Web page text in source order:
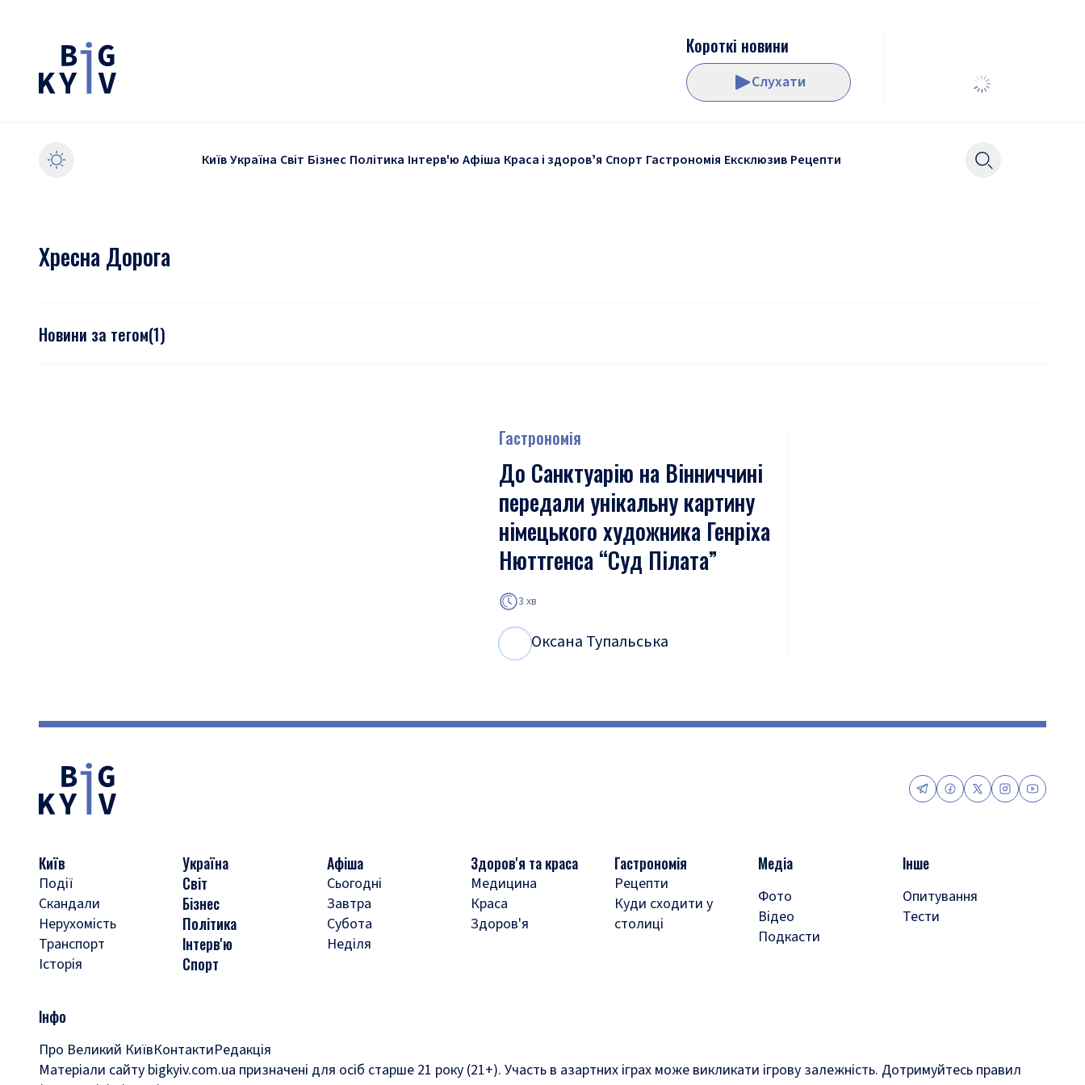
Короткі новини
Слухати
КиївУкраїна Світ Бізнес Політика Інтерв'ю Афіша Краса і здоровʼя Спорт Гастрономія Ексклюзив Рецепти
Хресна Дорога
Новини за тегом(1)
Гастрономія
До Санктуарію на Вінниччині
передали унікальну картину
німецького художника Генріха
Нюттгенса “Суд Пілата”
3 хв
Оксана Тупальська
Київ
Події
Скандали
Нерухомість
Транспорт
Історія
Україна
Світ
Бізнес
Політика
Інтерв'ю
Спорт
Афіша
Сьогодні
Завтра
Субота
Неділя
Здоров'я та краса
Медицина
Краса
Здоров'я
Гастрономія
Рецепти
Куди сходити у
столиці
Медіа
Фото
Відео
Подкасти
Інше
Опитування
Тести
Інфо
Про Великий КиївКонтактиРедакція
Матеріали сайту bigkyiv.com.ua призначені для осіб старше 21 року (21+). Участь в азартних іграх може викликати ігрову залежність. Дотримуйтесь правил